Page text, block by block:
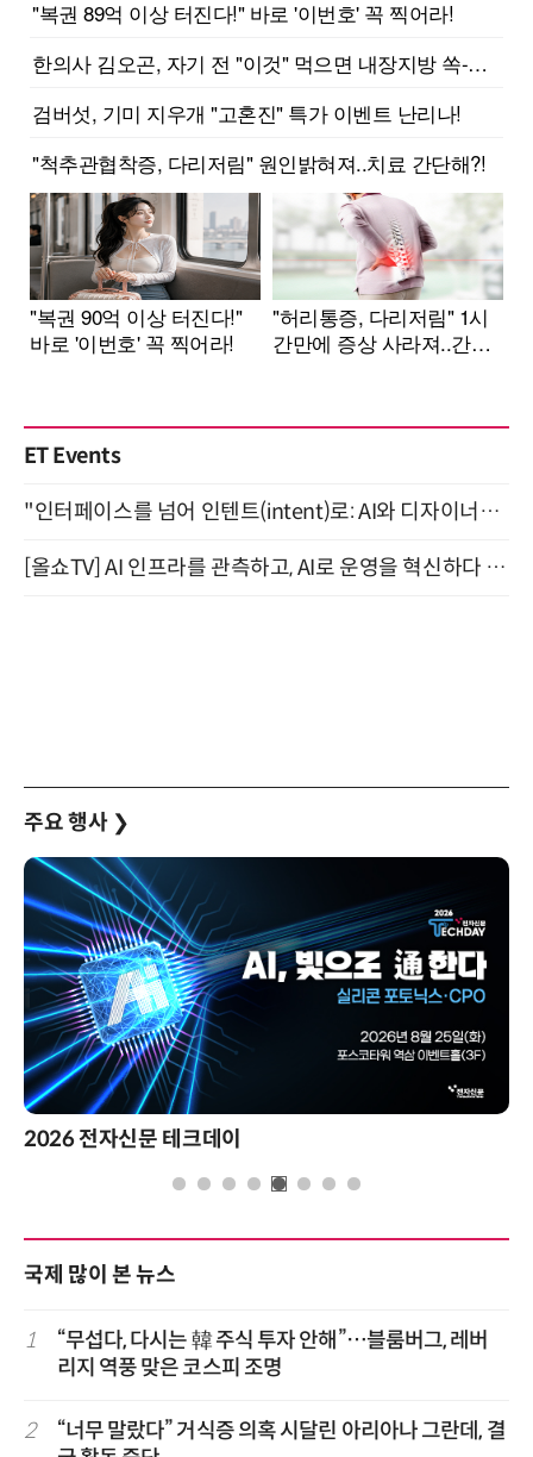
ET Events
"인터페이스를 넘어 인텐트(intent)로: AI와 디자이너가 함께 만드는 공존의 UX" 강남역 (9/2)
[올쇼TV] AI 인프라를 관측하고, AI로 운영을 혁신하다 (8월 11일 생방송)
주요 행사 ❯
2026 전자신문 테크데이
국제 많이 본 뉴스
1
“무섭다, 다시는 韓 주식 투자 안해”…블룸버그, 레버
리지 역풍 맞은 코스피 조명
2
“너무 말랐다” 거식증 의혹 시달린 아리아나 그란데, 결